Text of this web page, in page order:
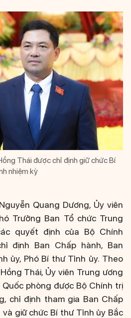
Thái được chỉ định giữ chức Bí
nhiệm kỳ
Quang Dương, Ủy viên
Trưởng Ban Tổ chức Trung
quyết định của Bộ Chính
định Ban Chấp hành, Ban
ủy, Phó Bí thư Tỉnh ủy. Theo
Thái, Ủy viên Trung ương
phòng được Bộ Chính trị
chỉ định tham gia Ban Chấp
giữ chức Bí thư Tỉnh ủy Bắc